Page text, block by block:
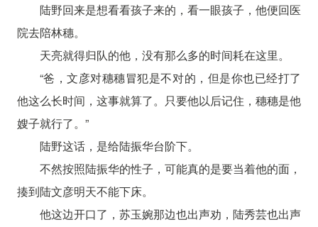
陆野回来是想看看孩子来的，看一眼孩子，他便回医
院去陪林穗。
天亮就得归队的他，没有那么多的时间耗在这里。
“爸，文彦对穗穗冒犯是不对的，但是你也已经打了
他这么长时间，这事就算了。只要他以后记住，穗穗是他
嫂子就行了。”
陆野这话，是给陆振华台阶下。
不然按照陆振华的性子，可能真的是要当着他的面，
揍到陆文彦明天不能下床。
他这边开口了，苏玉婉那边也出声劝，陆秀芸也出声